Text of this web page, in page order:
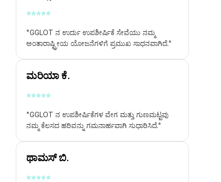
⭐⭐⭐⭐⭐
"GGLOT ನ ಉರ್ದು ಉಪಶೀರ್ಷಿಕೆ ಸೇವೆಯು ನಮ್ಮ
ಅಂತಾರಾಷ್ಟ್ರೀಯ ಯೋಜನೆಗಳಿಗೆ ಪ್ರಮುಖ ಸಾಧನವಾಗಿದೆ."
ಮರಿಯಾ ಕೆ.
⭐⭐⭐⭐⭐
"GGLOT ನ ಉಪಶೀರ್ಷಿಕೆಗಳ ವೇಗ ಮತ್ತು ಗುಣಮಟ್ಟವು
ನಮ್ಮ ಕೆಲಸದ ಹರಿವನ್ನು ಗಮನಾರ್ಹವಾಗಿ ಸುಧಾರಿಸಿದೆ."
ಥಾಮಸ್ ಬಿ.
⭐⭐⭐⭐⭐